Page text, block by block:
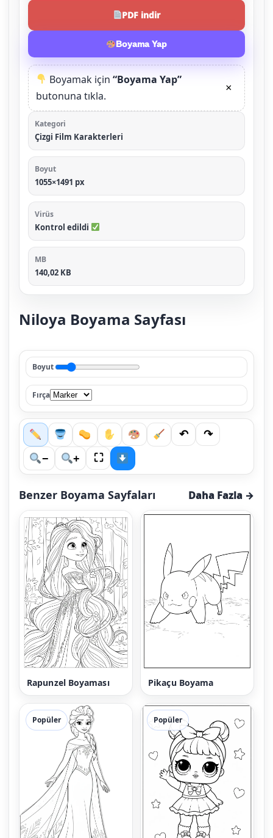
PDF indir
Boyama Yap
Boyamak için“Boyama Yap”
butonuna tıkla.
×
Kategori
Çizgi Film Karakterleri
Boyut
1055×1491 px
Virüs
Kontrol edildi
MB
140,02 KB
Niloya Boyama Sayfası
↶
↷
−
+ ⛶
Boyut
Fırça
Benzer Boyama Sayfaları Daha Fazla →
Rapunzel Boyaması Pikaçu Boyama
Popüler Popüler